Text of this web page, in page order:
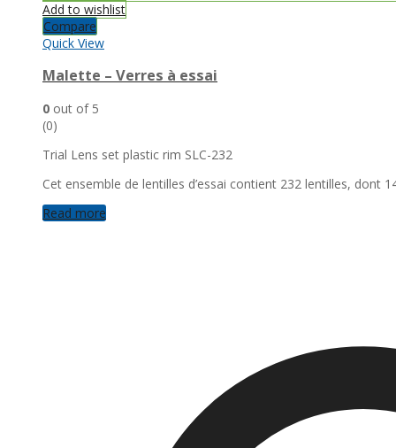
Add to wishlist
Compare
Quick View
Malette – Verres à essai
0 out of 5
(0)
Trial Lens set plastic rim SLC-232
Cet ensemble de lentilles d’essai contient 232 lentilles, dont
Read more